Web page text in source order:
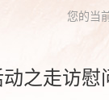
您的当
之走访慰